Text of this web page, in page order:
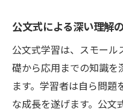
公文式による深い理解
公文式学習は、スモール
礎から応用までの知識を
ます。学習者は自ら問
な成長を遂げます。公文